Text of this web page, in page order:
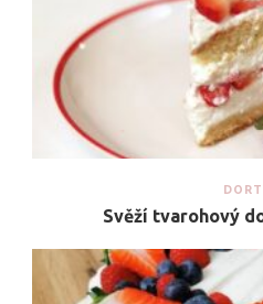
Svěží tvarohový